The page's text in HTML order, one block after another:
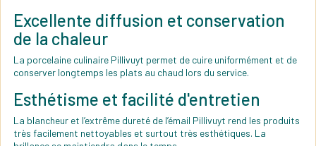
Excellente diffusion et conservation
de la chaleur
La porcelaine culinaire Pillivuyt permet de cuire uniformément et de
conserver longtemps les plats au chaud lors du service.
Esthétisme et facilité d'entretien
La blancheur et l’extrême dureté de l’émail Pillivuyt rend les produits
très facilement nettoyables et surtout très esthétiques. La